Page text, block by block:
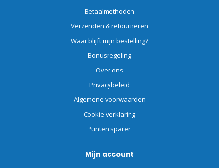
Betaalmethoden
Verzenden & retourneren
Waar blijft mijn bestelling?
Bonusregeling
Over ons
Privacybeleid
Algemene voorwaarden
Cookie verklaring
Punten sparen
Mijn account